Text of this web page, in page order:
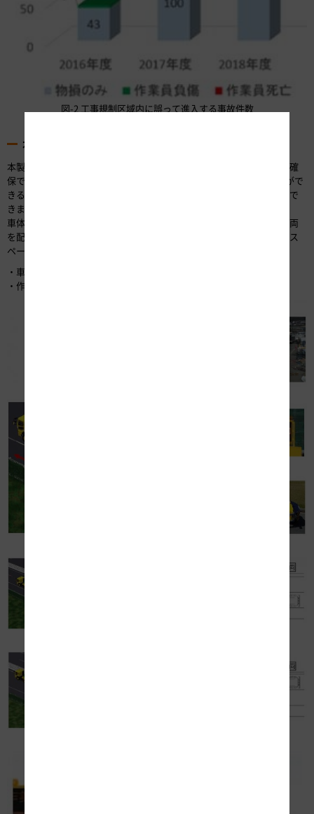
図-2 工事規制区域内に誤って進入する事故件数
本製品の概要
本製品は、保護ビームを伸縮させることにより、作業スペースを広く確
保できる車両です(図-3)。また、保護ビームを左右に移動させることがで
きるため、走行車線規制、追越車線規制のどちらでも利用することがで
きます(図-4, 5)。
車体後部には衝撃緩衝装置を装備しており、さらにその後方に防護車両
を配置することで、万が一通行車両が後方から追突した場合でも作業ス
ペースを防護することができます(図-3～6)。
・車長：走行時15.9m、作業時23.4m
・作業スペース：約10m×約2m